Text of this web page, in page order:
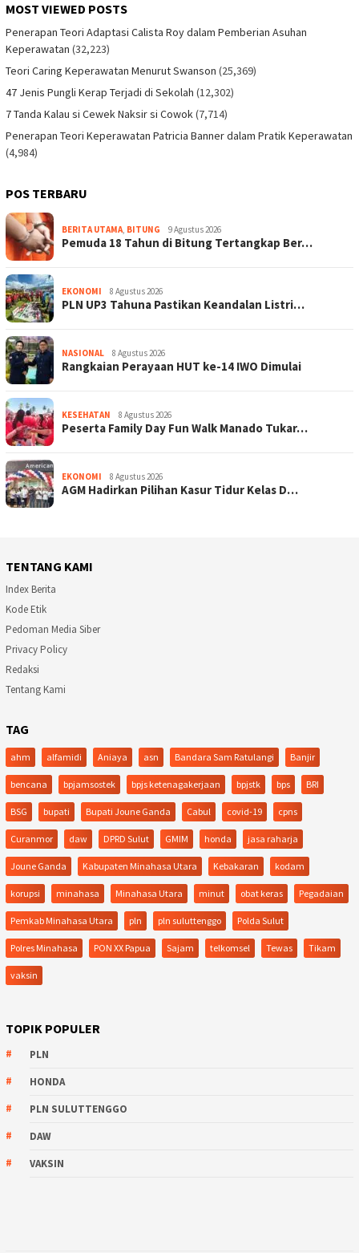
MOST VIEWED POSTS
Penerapan Teori Adaptasi Calista Roy dalam Pemberian Asuhan
Keperawatan (32,223)
Teori Caring Keperawatan Menurut Swanson (25,369)
47 Jenis Pungli Kerap Terjadi di Sekolah (12,302)
7 Tanda Kalau si Cewek Naksir si Cowok(7,714)
Penerapan Teori Keperawatan Patricia Banner dalam Pratik Keperawatan
(4,984)
POS TERBARU
BERITA UTAMA, BITUNG 9 Agustus 2026
Pemuda 18 Tahun di Bitung Tertangkap Ber…
EKONOMI 8 Agustus 2026
PLN UP3 Tahuna Pastikan Keandalan Listri…
NASIONAL 8 Agustus 2026
Rangkaian Perayaan HUT ke-14 IWO Dimulai
KESEHATAN 8 Agustus 2026
Peserta Family Day Fun Walk Manado Tukar…
EKONOMI 8 Agustus 2026
AGM Hadirkan Pilihan Kasur Tidur Kelas D…
TENTANG KAMI
Index Berita
Kode Etik
Pedoman Media Siber
Privacy Policy
Redaksi
Tentang Kami
TAG
ahm alfamidi Aniaya asn Bandara Sam Ratulangi Banjir
bencana bpjamsostek bpjs ketenagakerjaan bpjstk bps BRI
BSG bupati Bupati Joune Ganda Cabul covid-19 cpns
Curanmor daw DPRD Sulut GMIM honda jasa raharja
Joune Ganda Kabupaten Minahasa Utara Kebakaran kodam
korupsi minahasa Minahasa Utara minut obat keras Pegadaian
Pemkab Minahasa Utara pln pln suluttenggo Polda Sulut
Polres Minahasa PON XX Papua Sajam telkomsel Tewas Tikam
vaksin
TOPIK POPULER
PLN
HONDA
PLN SULUTTENGGO
DAW
VAKSIN